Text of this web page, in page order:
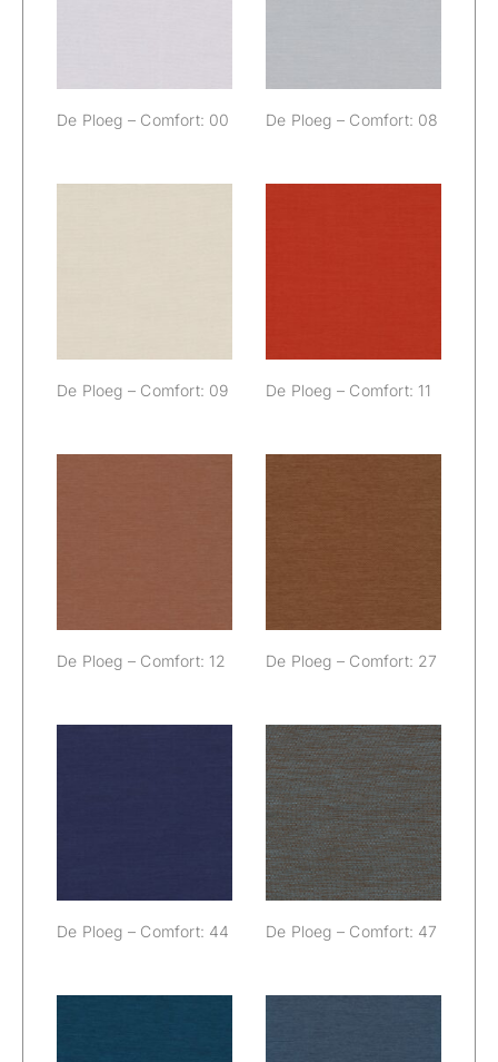
De Ploeg – Comfort: 00 De Ploeg – Comfort: 08
De Ploeg – Comfort: 09 De Ploeg – Comfort: 11
De Ploeg – Comfort: 12 De Ploeg – Comfort: 27
De Ploeg – Comfort: 44
De Ploeg –
Comfort: 47
De Ploeg – Comfort: 47